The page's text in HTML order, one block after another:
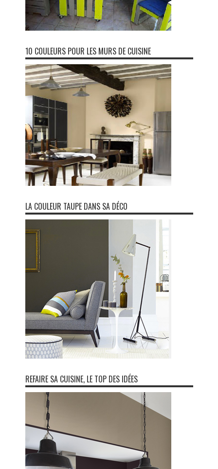
10 COULEURS POUR LES MURS DE CUISINE
LA COULEUR TAUPE DANS SA DÉCO
REFAIRE SA CUISINE, LE TOP DES IDÉES